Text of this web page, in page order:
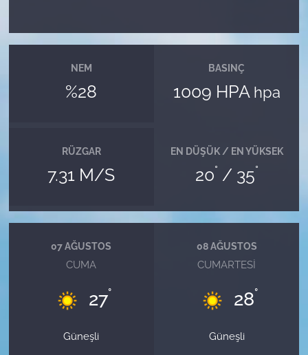
NEM
%28
BASINÇ
1009 HPA hpa
RÜZGAR
7.31 M/S
EN DÜŞÜK / EN YÜKSEK
20° / 35°
07 AĞUSTOS
CUMA
27°
Güneşli
08 AĞUSTOS
CUMARTESI
28°
Güneşli